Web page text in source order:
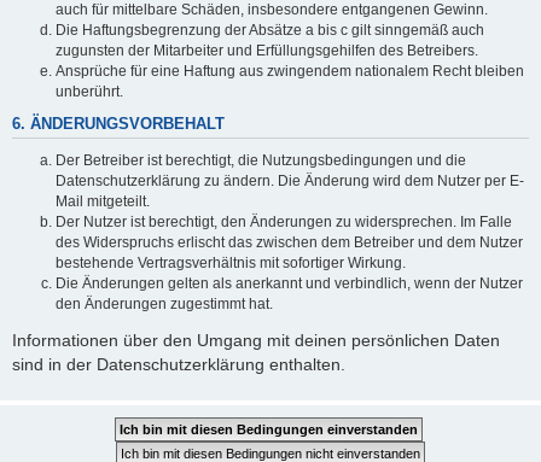
auch für mittelbare Schäden, insbesondere entgangenen Gewinn.
Die Haftungsbegrenzung der Absätze a bis c gilt sinngemäß auch
zugunsten der Mitarbeiter und Erfüllungsgehilfen des Betreibers.
Ansprüche für eine Haftung aus zwingendem nationalem Recht bleiben
unberührt.
6. ÄNDERUNGSVORBEHALT
Der Betreiber ist berechtigt, die Nutzungsbedingungen und die
Datenschutzerklärung zu ändern. Die Änderung wird dem Nutzer per E-
Mail mitgeteilt.
Der Nutzer ist berechtigt, den Änderungen zu widersprechen. Im Falle
des Widerspruchs erlischt das zwischen dem Betreiber und dem Nutzer
bestehende Vertragsverhältnis mit sofortiger Wirkung.
Die Änderungen gelten als anerkannt und verbindlich, wenn der Nutzer
den Änderungen zugestimmt hat.
Informationen über den Umgang mit deinen persönlichen Daten
sind in der Datenschutzerklärung enthalten.